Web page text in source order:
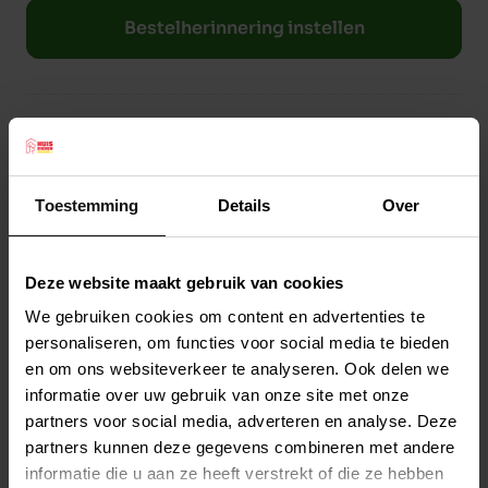
Toestemming Details Over
Deze website maakt gebruik van cookies
We gebruiken cookies om content en advertenties te
personaliseren, om functies voor social media te bieden
en om ons websiteverkeer te analyseren. Ook delen we
informatie over uw gebruik van onze site met onze
partners voor social media, adverteren en analyse. Deze
partners kunnen deze gegevens combineren met andere
informatie die u aan ze heeft verstrekt of die ze hebben
NUTRITIONELE TOEVOEGINGSMIDDELEN (PER
Ijzersulfaat 54 mg Vitamine A 10079 IE
2-3 blikjes zal voldoen aan de eisen van een
gemiddelde kat. Kittens, zwangere of zogende
poezen kunnen meer nodig hebben. Altijd
zorgen voor schoon en voldoende drinkwater.
Bestelherinnering instellen
Productreviews
(2 beoordelingen)
10.0 /10
1 0 beoordelingen
2 0beoordelingen
4
Monique
Mm lekker